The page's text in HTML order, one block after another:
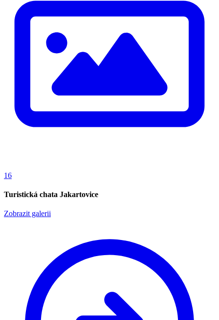
16
Turistická chata Jakartovice
Zobrazit galerii